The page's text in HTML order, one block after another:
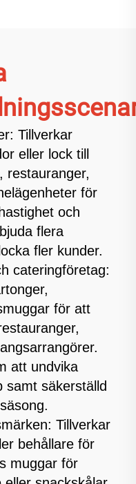
Tillverkar
eller lock till
restauranger,
för
och
flera
fler kunder.
cateringföretag:
för att
att undvika
samt säkerställd
Tillverkar
behållare för
muggar för